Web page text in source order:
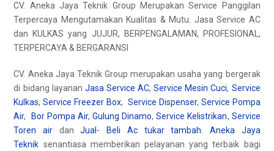
CV. Aneka Jaya Teknik Group Merupakan Service Panggilan
Terpercaya Mengutamakan Kualitas & Mutu. Jasa Service AC
dan KULKAS yang JUJUR, BERPENGALAMAN, PROFESIONAL,
TERPERCAYA & BERGARANSI
CV. Aneka Jaya Teknik Group merupakan usaha yang bergerak
di bidang layanan Jasa Service AC,Service Mesin Cuci, Service
Kulkas,Service Freezer Box, Service Dispenser, Service Pompa
Air, Bor Pompa Air,Gulung Dinamo,Service Kelistrikan, Service
Toren air danJual- Beli Ac tukar tambah
Aneka Jaya
Teknik senantiasa memberikan pelayanan yang terbaik bagi